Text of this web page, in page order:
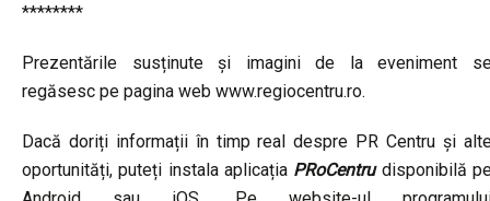
********
Prezentările susținute și imagini de la eveniment
regăsesc pe pagina web www.regiocentru.ro.
Dacă doriți informații în timp real despre PR Centru și
oportunități, puteți instala aplicația PRoCentrudisponibilă